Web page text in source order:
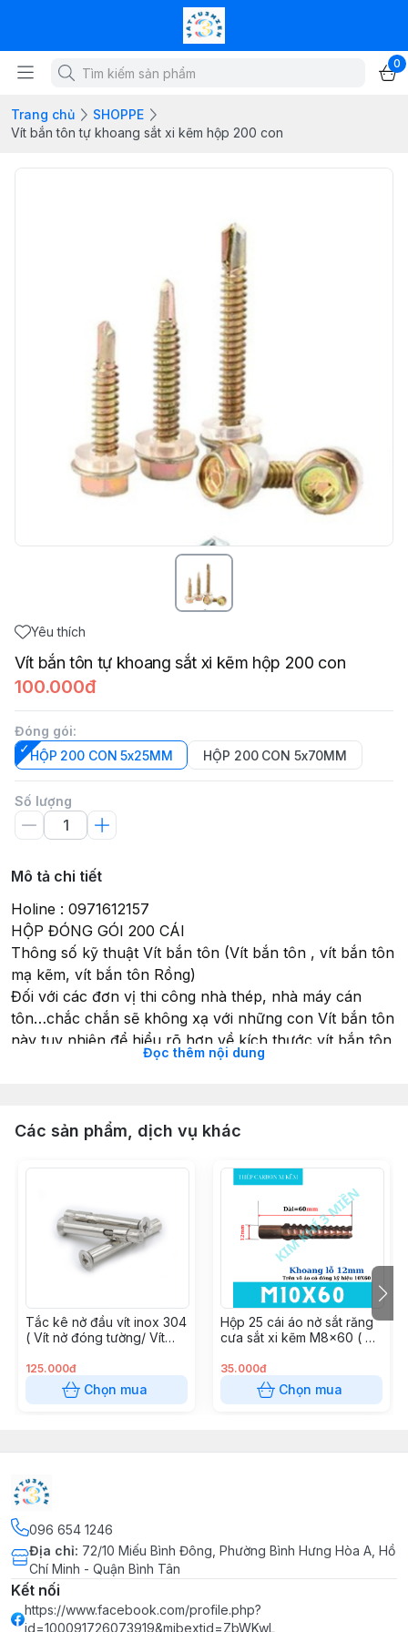
0
Trang chủ
SHOPPE
Vít bắn tôn tự khoang sắt xi kẽm hộp 200 con
Yêu thích
Vít bắn tôn tự khoang sắt xi kẽm hộp 200 con
100.000đ
Đóng gói:
HỘP 200 CON 5x25MM
HỘP 200 CON 5x70MM
Số lượng
Mô tả chi tiết
Holine : 0971612157
HỘP ĐÓNG GÓI 200 CÁI
Thông số kỹ thuật Vít bắn tôn (Vít bắn tôn , vít bắn tôn
mạ kẽm, vít bắn tôn Rồng)
Đối với các đơn vị thi công nhà thép, nhà máy cán
tôn…chắc chắn sẽ không xạ với những con Vít bắn tôn
này tuy nhiên để hiểu rõ hơn về kích thước vít bắn tôn
sẽ giúp bạn có thêm kiến thức về chiều dài, đường
Đối với bu lông ốc vít đều có dung size qui định sản
qui định để sản xuất ra những sản phẩm phù hợp với
bu lông nở 3 cánh, bulong nở, bulong nở 3 cánh
inox, bulong nở 3 cánh mạ kẽm, khả năng chịu lực của
bulong nở, nở sắt 3 cánh, tắc kể nở, tắc kê nở 3 cánh,
vít nở đóng tường, vít nở đầu bake
Đọc thêm nội dung
Các sản phẩm, dịch vụ khác
Tắc kê nở đầu vít inox 304
( Vít nở đóng tường/ Vít
125.000đ
Chọn mua
Hộp 25 cái áo nở sắt răng
cưa sắt xi kẽm M8x60 ( Áo
35.000đ
Chọn mua
096 654 1246
Địa chỉ: 72/10 Miếu Bình Đông, Phường Bình Hưng Hòa A, Hồ
Chí Minh - Quận Bình Tân
Kết nối
https://www.facebook.com/profile.php?
id=100091726073919&mibextid=ZbWKwL